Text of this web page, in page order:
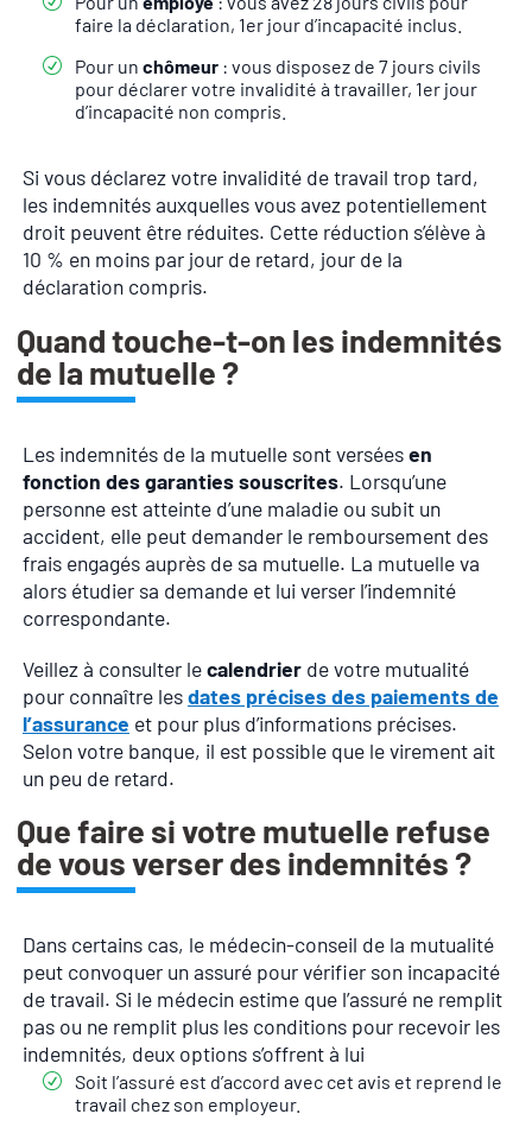
faire la déclaration, 1er jour d’incapacité inclus.
Pour un chômeur : vous disposez de 7 jours civils
pour déclarer votre invalidité à travailler, 1er jour
d’incapacité non compris.
Si vous déclarez votre invalidité de travail trop tard,
les indemnités auxquelles vous avez potentiellement
droit peuvent être réduites. Cette réduction s’élève à
10 % en moins par jour de retard, jour de la
déclaration compris.
Quand touche-t-on les indemnités
de la mutuelle ?
Les indemnités de la mutuelle sont verséesen
fonction des garanties souscrites. Lorsqu’une
personne est atteinte d’une maladie ou subit un
accident, elle peut demander le remboursement des
frais engagés auprès de sa mutuelle. La mutuelle va
alors étudier sa demande et lui verser l’indemnité
correspondante.
Veillez à consulter lecalendrier de votre mutualité
pour connaître lesdates précises des paiements de
l’assurance et pour plus d’informations précises.
Selon votre banque, il est possible que le virement ait
un peu de retard.
Que faire si votre mutuelle refuse
de vous verser des indemnités ?
Dans certains cas, le médecin-conseil de la mutualité
peut convoquer un assuré pour vérifier son incapacité
de travail. Si le médecin estime que l’assuré ne remplit
pas ou ne remplit plus les conditions pour recevoir les
indemnités, deux options s’offrent à lui
Soit l’assuré est d’accord avec cet avis et reprend le
travail chez son employeur.